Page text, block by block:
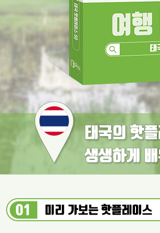
서프 하우스 / ~ 바라다
몽키힐 / ~ 두렵다
빅부다 / ~할 때까지
카론뷰포인트 / ~ 조심해
켓 DAY2〉
팡응아 국립공원 / 아무리 ~하더라도
실론 / ~을 물어보다
푸켓판타지쇼 / ~라고 말하다
앙마이 DAY1〉
치앙마이 나이트바자르 / 아마도 ~일지 모른다